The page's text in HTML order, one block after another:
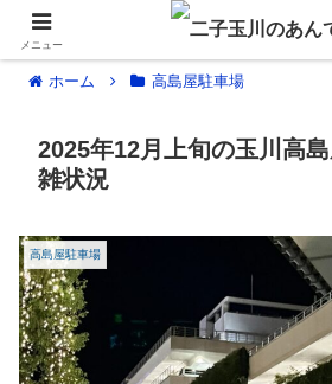
ホーム 高島屋駐車場
2025年12月上旬の玉川高
雑状況
高島屋駐車場
メニュー